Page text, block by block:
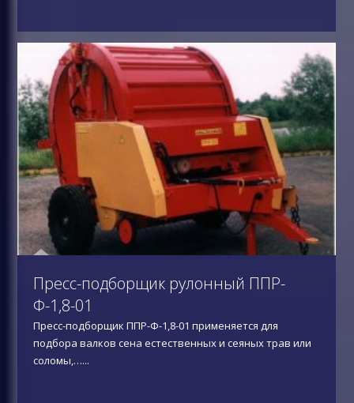
Пресс-подборщик рулонный ППР-
Ф-1,8-01
Пресс-подборщик ППР-Ф-1,8-01 применяется для
подбора валков сена естественных и сеяных трав или
соломы,…...